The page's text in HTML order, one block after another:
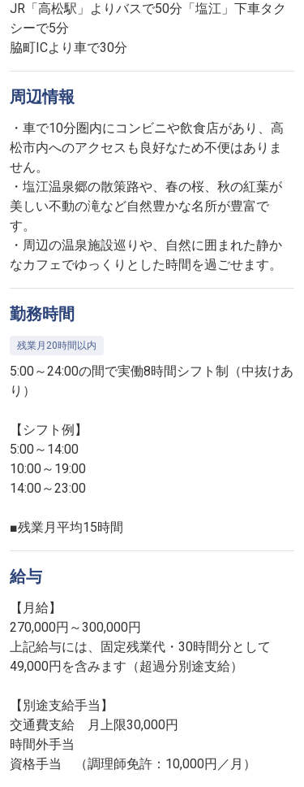
JR「高松駅」よりバスで50分「塩江」下車タク
シーで5分
脇町ICより車で30分
周辺情報
・車で10分圏内にコンビニや飲食店があり、高
松市内へのアクセスも良好なため不便はありま
せん。
・塩江温泉郷の散策路や、春の桜、秋の紅葉が
美しい不動の滝など自然豊かな名所が豊富で
す。
・周辺の温泉施設巡りや、自然に囲まれた静か
なカフェでゆっくりとした時間を過ごせます。
勤務時間
残業月20時間以内
5:00～24:00の間で実働8時間シフト制（中抜けあ
り）
【シフト例】
5:00～14:00
10:00～19:00
14:00～23:00
■残業月平均15時間
給与
【月給】
270,000円～300,000円
上記給与には、固定残業代・30時間分として
49,000円を含みます（超過分別途支給）
【別途支給手当】
交通費支給 月上限30,000円
時間外手当
資格手当 （調理師免許：10,000円／月）